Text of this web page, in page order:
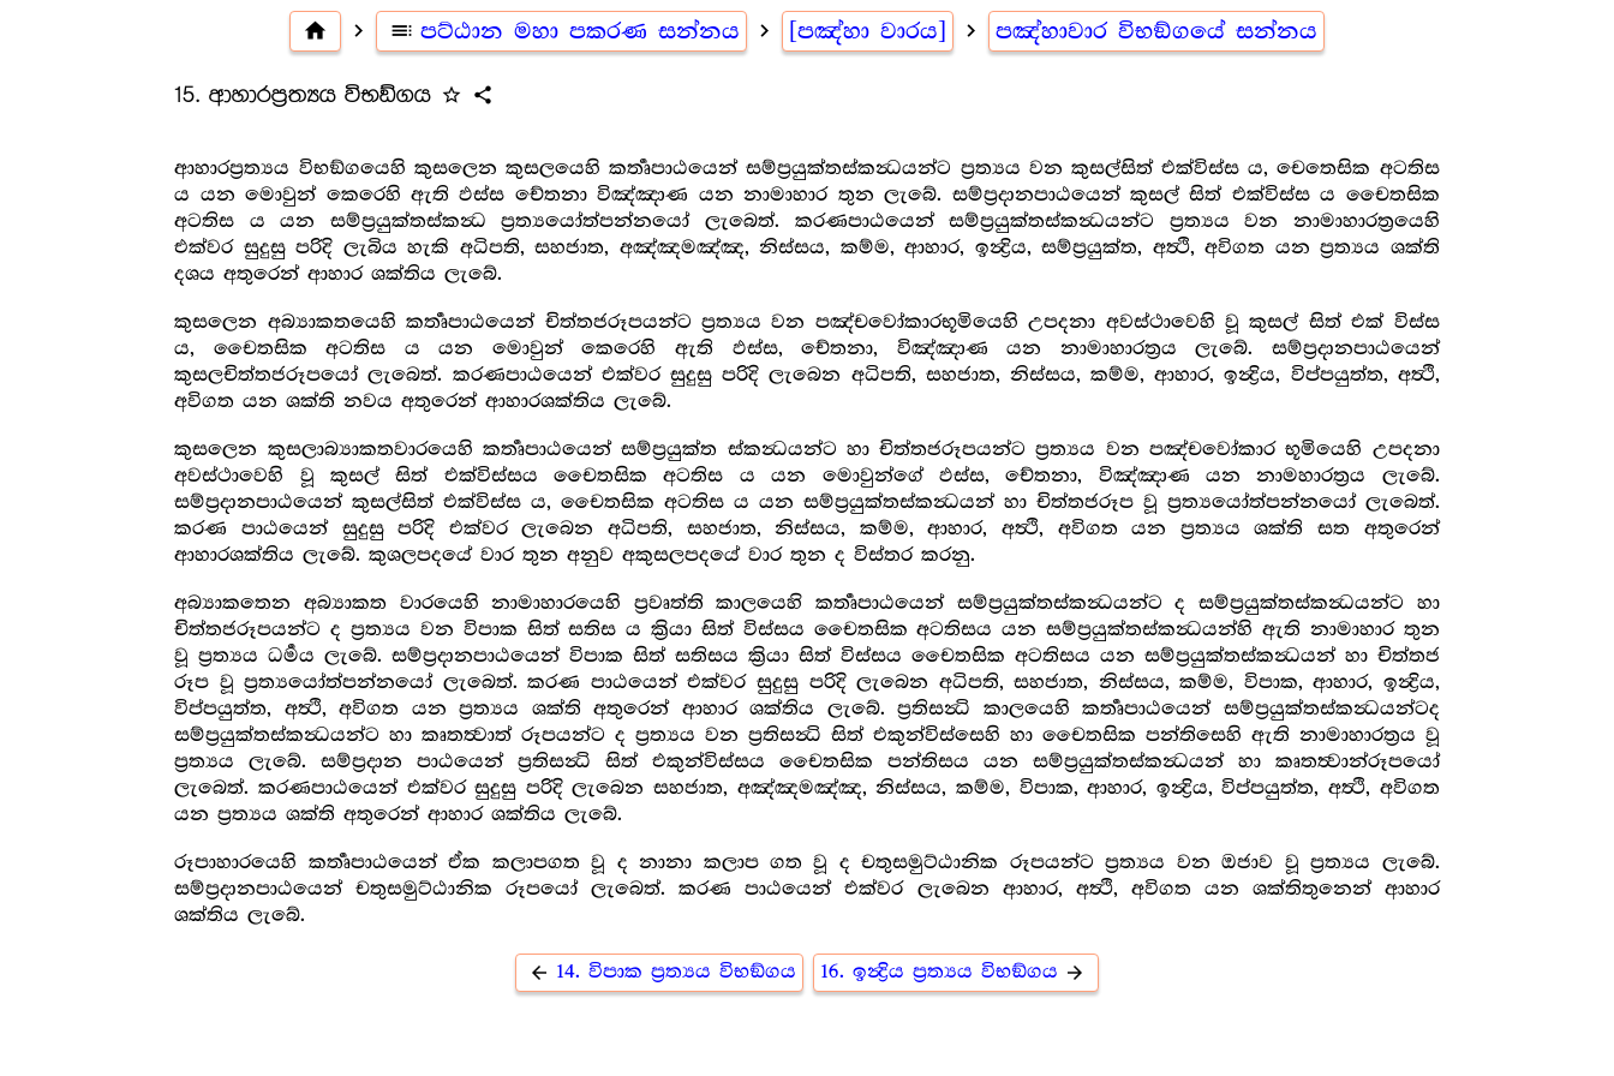
home navigate_next toc පට්ඨාන මහා පකරණ සන්නය navigate_next [පඤ්හා වාරය] navigate_next පඤ්හාවාර විභඞ්ගයේ සන්නය
15. ආහාරප්‍රත්‍යය විභඞ්ගය star_outline share
ආහාරප්‍රත්‍යය විභඞ්ගයෙහි කුසලෙන කුසලයෙහි කර්‍තෘපාඨයෙන් සම්ප්‍රයුක්තස්කන්‍ධයන්ට ප්‍රත්‍යය වන කුසල්සිත් එක්විස්ස ය, චෙතෙසික අටතිස
ය යන මොවුන් කෙරෙහි ඇති ඵස්ස චේතනා විඤ්ඤාණ යන නාමාහාර තුන ලැබේ. සම්ප්‍රදානපාඨයෙන් කුසල් සිත් එක්විස්ස ය චෛතසික
අටතිස ය යන සම්ප්‍රයුක්තස්කන්‍ධ ප්‍රත්‍යයෝත්පන්නයෝ ලැබෙත්. කරණපාඨයෙන් සම්ප්‍රයුක්තස්කන්‍ධයන්ට ප්‍රත්‍යය වන නාමාහාරත්‍රයෙහි
එක්වර සුදුසු පරිදි ලැබිය හැකි අධිපති, සහජාත, අඤ්ඤමඤ්ඤ, නිස්සය, කම්ම, ආහාර, ඉන්‍ද්‍රිය, සම්ප්‍රයුක්ත, අත්‍ථි, අවිගත යන ප්‍රත්‍යය ශක්ති
දශය අතුරෙන් ආහාර ශක්තිය ලැබේ.
කුසලෙන අබ්‍යාකතයෙහි කර්‍තෘපාඨයෙන් චිත්තජරූපයන්ට ප්‍රත්‍යය වන පඤ්චවෝකාරභූමියෙහි උපදනා අවස්ථාවෙහි වූ කුසල් සිත් එක් විස්ස
ය, චෛතසික අටතිස ය යන මොවුන් කෙරෙහි ඇති ඵස්ස, චේතනා, විඤ්ඤාණ යන නාමාහාරත්‍රය ලැබේ. සම්ප්‍රදානපාඨයෙන්
කුසලචිත්තජරූපයෝ ලැබෙත්. කරණපාඨයෙන් එක්වර සුදුසු පරිදි ලැබෙන අධිපති, සහජාත, නිස්සය, කම්ම, ආහාර, ඉන්‍ද්‍රිය, විප්පයුත්ත, අත්‍ථි,
අවිගත යන ශක්ති නවය අතුරෙන් ආහාරශක්තිය ලැබේ.
කුසලෙන කුසලාබ්‍යාකතවාරයෙහි කර්‍තෘපාඨයෙන් සම්ප්‍රයුක්ත ස්කන්‍ධයන්ට හා චිත්තජරූපයන්ට ප්‍රත්‍යය වන පඤ්චවෝකාර භූමියෙහි උපදනා
අවස්ථාවෙහි වූ කුසල් සිත් එක්විස්සය චෛතසික අටතිස ය යන මොවුන්ගේ ඵස්ස, චේතනා, විඤ්ඤාණ යන නාමහාරත්‍රය ලැබේ.
සම්ප්‍රදානපාඨයෙන් කුසල්සිත් එක්විස්ස ය, චෛතසික අටතිස ය යන සම්ප්‍රයුක්තස්කන්‍ධයන් හා චිත්තජරූප වූ ප්‍රත්‍යයෝත්පන්නයෝ ලැබෙත්.
කරණ පාඨයෙන් සුදුසු පරිදි එක්වර ලැබෙන අධිපති, සහජාත, නිස්සය, කම්ම, ආහාර, අත්‍ථි, අවිගත යන ප්‍රත්‍යය ශක්ති සත අතුරෙන්
ආහාරශක්තිය ලැබේ. කුශලපදයේ වාර තුන අනුව අකුසලපදයේ වාර තුන ද විස්තර කරනු.
අබ්‍යාකතෙන අබ්‍යාකත වාරයෙහි නාමාහාරයෙහි ප්‍රවෘත්ති කාලයෙහි කර්‍තෘපාඨයෙන් සම්ප්‍රයුක්තස්කන්‍ධයන්ට ද සම්ප්‍රයුක්තස්කන්‍ධයන්ට හා
චිත්තජරූපයන්ට ද ප්‍රත්‍යය වන විපාක සිත් සතිස ය ක්‍රියා සිත් විස්සය චෛතසික අටතිසය යන සම්ප්‍රයුක්තස්කන්‍ධයන්හි ඇති නාමාහාර තුන
වූ ප්‍රත්‍යය ධර්‍මය ලැබේ. සම්ප්‍රදානපාඨයෙන් විපාක සිත් සතිසය ක්‍රියා සිත් විස්සය චෛතසික අටතිසය යන සම්ප්‍රයුක්තස්කන්‍ධයන් හා චිත්තජ
රූප වූ ප්‍රත්‍යයෝත්පන්නයෝ ලැබෙත්. කරණ පාඨයෙන් එක්වර සුදුසු පරිදි ලැබෙන අධිපති, සහජාත, නිස්සය, කම්ම, විපාක, ආහාර, ඉන්‍ද්‍රිය,
විප්පයුත්ත, අත්‍ථි, අවිගත යන ප්‍රත්‍යය ශක්ති අතුරෙන් ආහාර ශක්තිය ලැබේ. ප්‍රතිසන්‍ධි කාලයෙහි කර්‍තෘපාඨයෙන් සම්ප්‍රයුක්තස්කන්‍ධයන්ටද
සම්ප්‍රයුක්තස්කන්‍ධයන්ට හා කෘතත්‍වාත් රූපයන්ට ද ප්‍රත්‍යය වන ප්‍රතිසන්‍ධි සිත් එකුන්විස්සෙහි හා චෛතසික පන්තිසෙහි ඇති නාමාහාරත්‍රය වූ
ප්‍රත්‍යය ලැබේ. සම්ප්‍රදාන පාඨයෙන් ප්‍රතිසන්‍ධි සිත් එකුන්විස්සය චෛතසික පන්තිසය යන සම්ප්‍රයුක්තස්කන්‍ධයන් හා කෘතත්‍වාන්රූපයෝ
ලැබෙත්. කරණපාඨයෙන් එක්වර සුදුසු පරිදි ලැබෙන සහජාත, අඤ්ඤමඤ්ඤ, නිස්සය, කම්ම, විපාක, ආහාර, ඉන්‍ද්‍රිය, විප්පයුත්ත, අත්‍ථි, අවිගත
යන ප්‍රත්‍යය ශක්ති අතුරෙන් ආහාර ශක්තිය ලැබේ.
රූපාහාරයෙහි කර්‍තෘපාඨයෙන් ඒක කලාපගත වූ ද නානා කලාප ගත වූ ද චතුසමුට්ඨානික රූපයන්ට ප්‍රත්‍යය වන ඔජාව වූ ප්‍රත්‍යය ලැබේ.
සම්ප්‍රදානපාඨයෙන් චතුසමුට්ඨානික රූපයෝ ලැබෙත්. කරණ පාඨයෙන් එක්වර ලැබෙන ආහාර, අත්‍ථි, අවිගත යන ශක්තිතුනෙන් ආහාර
ශක්තිය ලැබේ.
arrow_back 14. විපාක ප්‍රත්‍යය විභඞ්ගය 16. ඉන්‍ද්‍රිය ප්‍රත්‍යය විභඞ්ගය arrow_forward